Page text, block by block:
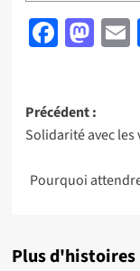
Navigation
d’article
Précédent :
Solidarité avec les
Pourquoi
Plus d'histoires